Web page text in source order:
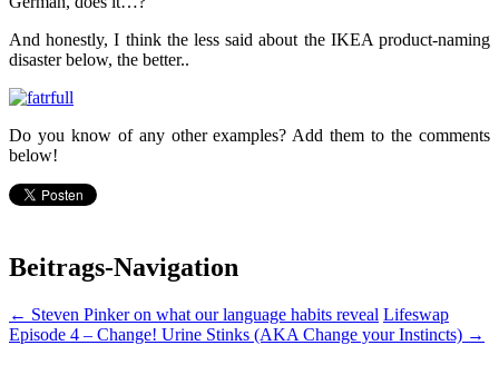
And honestly, I think the less said about the IKEA product-naming
disaster below, the better..
Do you know of any other examples? Add them to the comments
below!
Beitrags-Navigation
← Steven Pinker on what our language habits reveal Lifeswap
Episode 4 – Change! Urine Stinks (AKA Change your Instincts) →